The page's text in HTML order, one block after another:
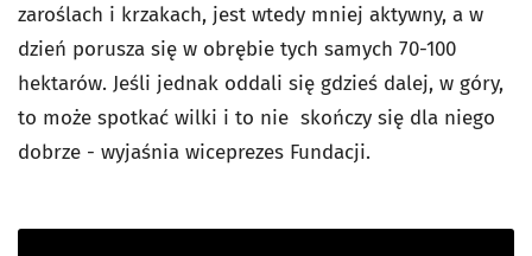
zaroślach i krzakach, jest wtedy mniej aktywny, a w
dzień porusza się w obrębie tych samych 70-100
hektarów. Jeśli jednak oddali się gdzieś dalej, w góry,
to może spotkać wilki i to nie skończy się dla niego
dobrze - wyjaśnia wiceprezes Fundacji.